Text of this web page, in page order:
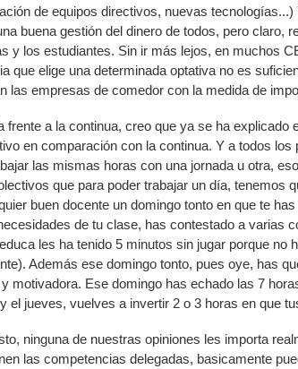
de equipos directivos, nuevas
buena gestión del dinero de todos, pero
y los estudiantes. Sin ir más lejos, en muchos
que elige una determinada optativa no es
las empresas de comedor con la medida de
frente a la continua, creo que ya se ha
en comparación con la continua. Y a todos
las mismas horas con una jornada u otra,
que para poder trabajar un día, tenemos
buen docente un domingo tonto en que te
de tu clase, has contestado a varias
les ha tenido 5 minutos sin jugar porque
Además ese domingo tonto, pues oye, has
motivadora. Ese domingo has echado las 7
el jueves, vuelves a invertir 2 o 3 horas en que
ninguna de nuestras opiniones les importa
las competencias delegadas, basicamente